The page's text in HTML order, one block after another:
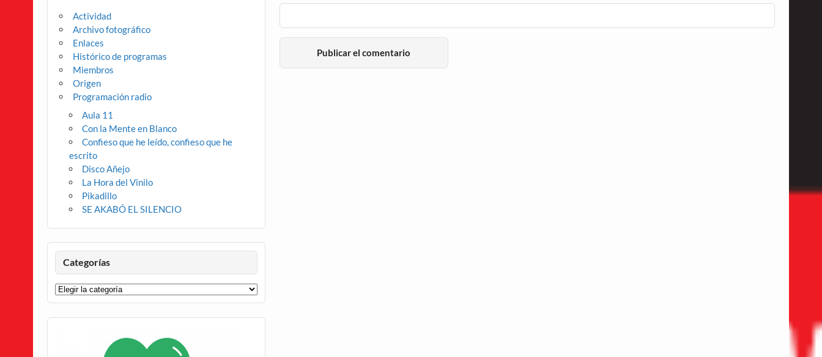
Actividad
Archivo fotográfico
Enlaces
Histórico de programas
Miembros
Origen
Programación radio
Aula 11
Con la Mente en Blanco
Confieso que he leído, confieso que he
escrito
Disco Añejo
La Hora del Vinilo
Pikadillo
SE AKABÓ EL SILENCIO
Categorías
Categorías